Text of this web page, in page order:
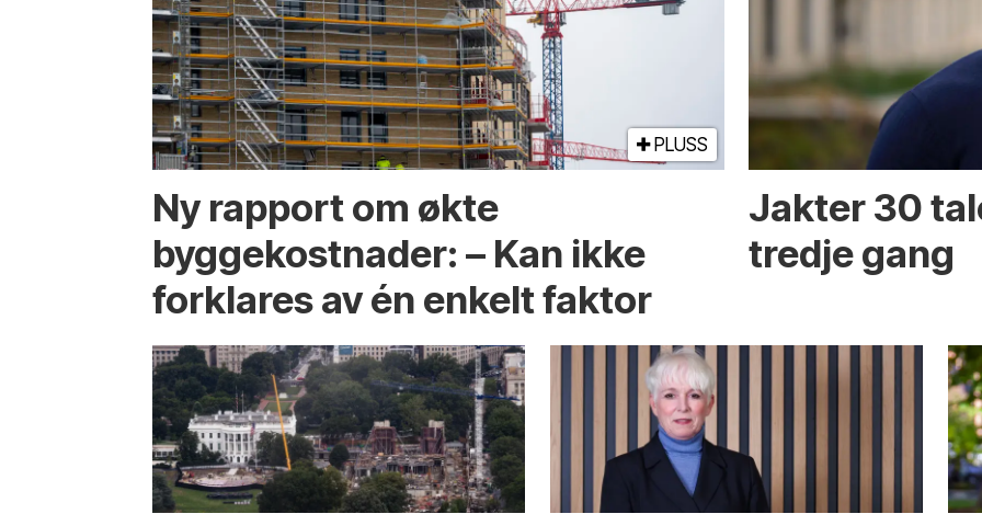
PLUSS
Ny rapport om økte
byggekostnader: – Kan ikke
forklares av én enkelt faktor
Jakter 30
tredje gang